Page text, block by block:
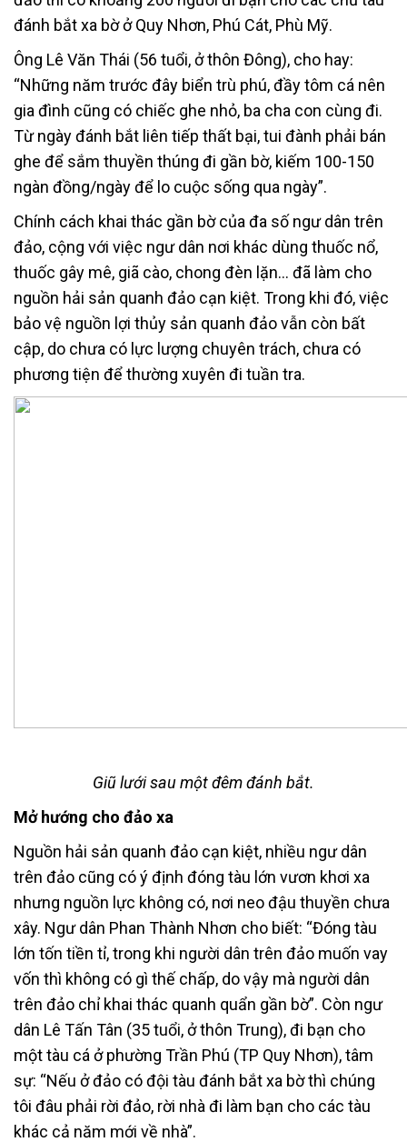
đánh bắt xa bờ ở Quy Nhơn, Phú Cát, Phù Mỹ.
Ông Lê Văn Thái (56 tuổi, ở thôn Đông), cho hay:
“Những năm trước đây biển trù phú, đầy tôm cá nên
gia đình cũng có chiếc ghe nhỏ, ba cha con cùng đi.
Từ ngày đánh bắt liên tiếp thất bại, tui đành phải bán
ghe để sắm thuyền thúng đi gần bờ, kiếm 100-150
ngàn đồng/ngày để lo cuộc sống qua ngày”.
Chính cách khai thác gần bờ của đa số ngư dân trên
đảo, cộng với việc ngư dân nơi khác dùng thuốc nổ,
thuốc gây mê, giã cào, chong đèn lặn… đã làm cho
nguồn hải sản quanh đảo cạn kiệt. Trong khi đó, việc
bảo vệ nguồn lợi thủy sản quanh đảo vẫn còn bất
cập, do chưa có lực lượng chuyên trách, chưa có
phương tiện để thường xuyên đi tuần tra.
Giũ lưới sau một đêm đánh bắt.
Mở hướng cho đảo xa
Nguồn hải sản quanh đảo cạn kiệt, nhiều ngư dân
trên đảo cũng có ý định đóng tàu lớn vươn khơi xa
nhưng nguồn lực không có, nơi neo đậu thuyền chưa
xây. Ngư dân Phan Thành Nhơn cho biết: “Đóng tàu
lớn tốn tiền tỉ, trong khi người dân trên đảo muốn vay
vốn thì không có gì thế chấp, do vậy mà người dân
trên đảo chỉ khai thác quanh quẩn gần bờ”. Còn ngư
dân Lê Tấn Tân (35 tuổi, ở thôn Trung), đi bạn cho
một tàu cá ở phường Trần Phú (TP Quy Nhơn), tâm
sự: “Nếu ở đảo có đội tàu đánh bắt xa bờ thì chúng
tôi đâu phải rời đảo, rời nhà đi làm bạn cho các tàu
khác cả năm mới về nhà”.